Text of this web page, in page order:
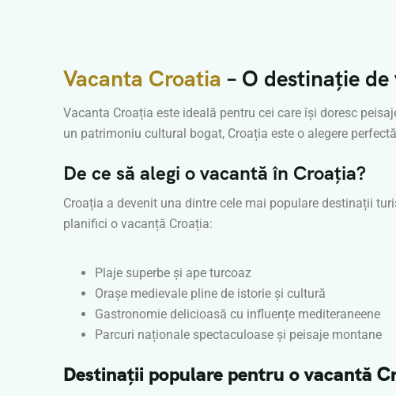
Vacanta Croatia – O destinație
Vacanta Croația este ideală pentru cei care își doresc
un patrimoniu cultural bogat, Croația este o alegere
De ce să alegi o vacantă în Croația?
Croația a devenit una dintre cele mai populare destinații
planifici o vacanță Croația:
Plaje superbe și ape turcoaz
Orașe medievale pline de istorie și cultură
Gastronomie delicioasă cu influențe mediteraneene
Parcuri naționale spectaculoase și peisaje montane
Destinații populare pentru o vacantă